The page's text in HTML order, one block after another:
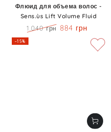
Флюид для объема волос -
Sens.ùs Lift Volume Fluid
Цена
1.040 грн 884 грн
–15%